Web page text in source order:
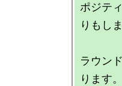
ポジテ
りもし
ラウン